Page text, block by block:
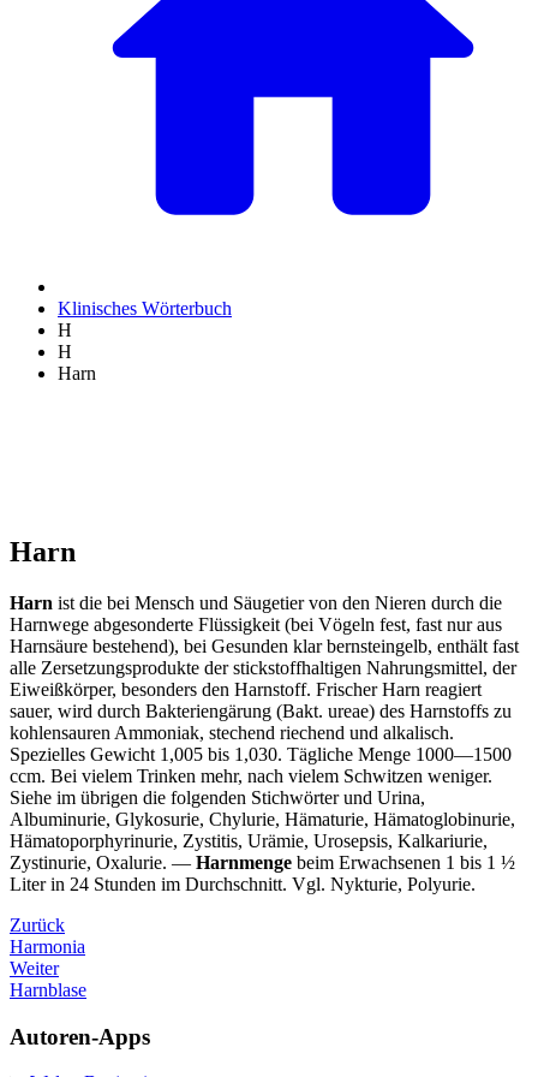
Klinisches Wörterbuch
H
H
Harn
Harn
Harn ist die bei Mensch und Säugetier von den Nieren durch die
Harnwege abgesonderte Flüssigkeit (bei Vögeln fest, fast nur aus
Harnsäure bestehend), bei Gesunden klar bernsteingelb, enthält fast
alle Zersetzungsprodukte der stickstoffhaltigen Nahrungsmittel, der
Eiweißkörper, besonders den Harnstoff. Frischer Harn reagiert
sauer, wird durch Bakteriengärung (Bakt. ureae) des Harnstoffs zu
kohlensauren Ammoniak, stechend riechend und alkalisch.
Spezielles Gewicht 1,005 bis 1,030. Tägliche Menge 1000—1500
ccm. Bei vielem Trinken mehr, nach vielem Schwitzen weniger.
Siehe im übrigen die folgenden Stichwörter und Urina,
Albuminurie, Glykosurie, Chylurie, Hämaturie, Hämatoglobinurie,
Hämatoporphyrinurie, Zystitis, Urämie, Urosepsis, Kalkariurie,
Zystinurie, Oxalurie. — Harnmenge beim Erwachsenen 1 bis 1 ½
Liter in 24 Stunden im Durchschnitt. Vgl. Nykturie, Polyurie.
Zurück
Harmonia
Weiter
Harnblase
Autoren-Apps